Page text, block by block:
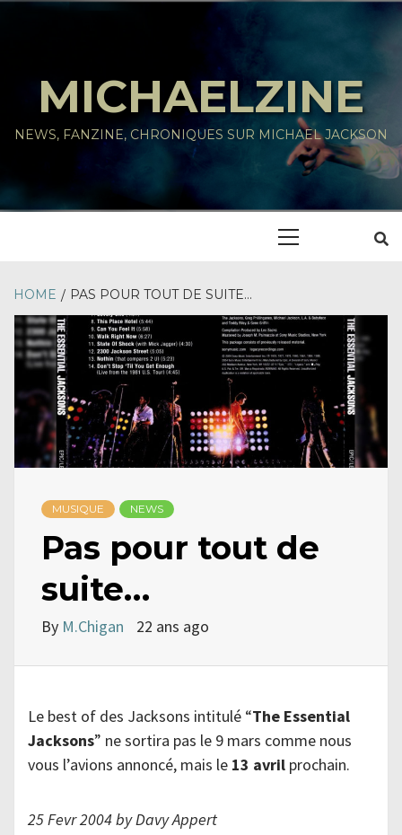
MICHAELZINE
NEWS, FANZINE, CHRONIQUES SUR MICHAEL JACKSON
HOME PAS POUR TOUT DE SUITE…
MUSIQUE NEWS
Pas pour tout de
suite…
By M.Chigan 22 ans ago
Le best of des Jacksons intitulé “The Essential
Jacksons” ne sortira pas le 9 mars comme nous
vous l’avions annoncé, mais le 13 avril prochain.
25 Fevr 2004 by Davy Appert